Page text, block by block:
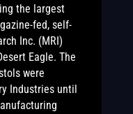
the largest
fed, self-
Inc. (MRI)
Eagle. The
were
Industries until